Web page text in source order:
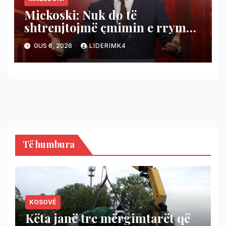
Mickoski: Nuk do të
shtrenjtojmë çmimin e rrymës,
po bëjmë plan për ta liruar!
GUS 6, 2026 LIDERIMK4
Të humbura
KOSOVË
Këta janë tre mërgimtarët që